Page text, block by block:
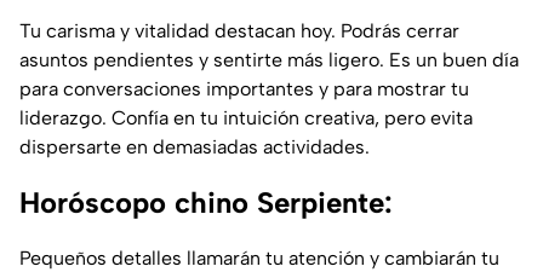
Tu carisma y vitalidad destacan hoy. Podrás cerrar
asuntos pendientes y sentirte más ligero. Es un buen día
para conversaciones importantes y para mostrar tu
liderazgo. Confía en tu intuición creativa, pero evita
dispersarte en demasiadas actividades.
Horóscopo chino Serpiente:
Pequeños detalles llamarán tu atención y cambiarán tu